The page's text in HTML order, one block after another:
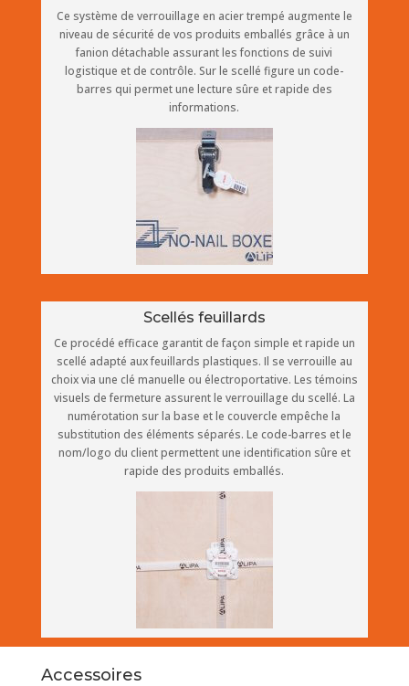
Ce système de verrouillage en acier trempé augmente le
niveau de sécurité de vos produits emballés grâce à un
fanion détachable assurant les fonctions de suivi
logistique et de contrôle. Sur le scellé figure un code-
barres qui permet une lecture sûre et rapide des
informations.
Scellés feuillards
Ce procédé efficace garantit de façon simple et rapide un
scellé adapté aux feuillards plastiques. Il se verrouille au
choix via une clé manuelle ou électroportative. Les témoins
visuels de fermeture assurent le verrouillage du scellé. La
numérotation sur la base et le couvercle empêche la
substitution des éléments séparés. Le code-barres et le
nom/logo du client permettent une identification sûre et
rapide des produits emballés.
Accessoires